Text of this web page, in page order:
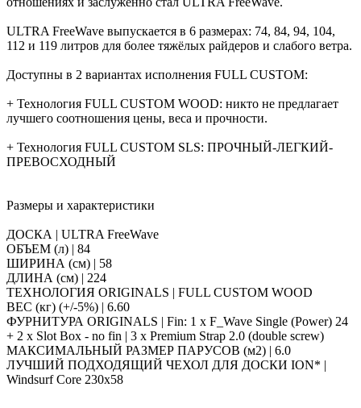
ULTRA FreeWave выпускается в 6 размерах: 74, 84, 94, 104,
112 и 119 литров для более тяжёлых райдеров и слабого ветра.
Доступны в 2 вариантах исполнения FULL CUSTOM:
+ Технология FULL CUSTOM WOOD: никто не предлагает
лучшего соотношения цены, веса и прочности.
+ Технология FULL CUSTOM SLS: ПРОЧНЫЙ-ЛЕГКИЙ-
ПРЕВОСХОДНЫЙ
Размеры и характеристики
ДОСКА | ULTRA FreeWave
ОБЪЕМ (л) | 84
ШИРИНА (см) | 58
ДЛИНА (см) | 224
ТЕХНОЛОГИЯ ORIGINALS | FULL CUSTOM WOOD
ВЕС (кг) (+/-5%) | 6.60
ФУРНИТУРА ORIGINALS | Fin: 1 x F_Wave Single (Power) 24
+ 2 x Slot Box - no fin | 3 x Premium Strap 2.0 (double screw)
МАКСИМАЛЬНЫЙ РАЗМЕР ПАРУСОВ (м2) | 6.0
ЛУЧШИЙ ПОДХОДЯЩИЙ ЧЕХОЛ ДЛЯ ДОСКИ ION* |
Windsurf Core 230x58